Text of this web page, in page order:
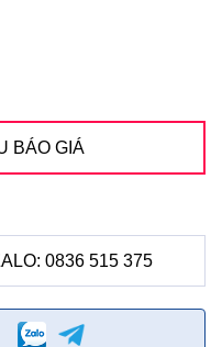
BÁO GIÁ
0836 515 375